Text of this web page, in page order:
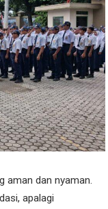
aman dan nyaman.
apalagi